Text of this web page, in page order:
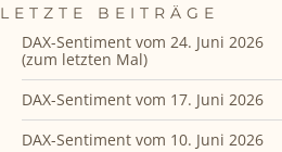
LETZTE BEITRÄGE
DAX-Sentiment vom 24. Juni 2026
(zum letzten Mal)
DAX-Sentiment vom 17. Juni 2026
DAX-Sentiment vom 10. Juni 2026